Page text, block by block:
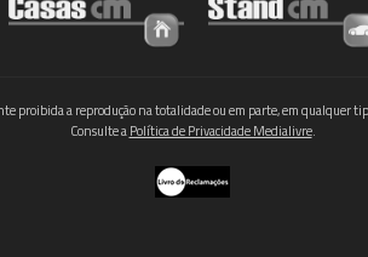
proibida a reprodução na totalidade ou em parte, em qualquer
Consulte aPolítica de Privacidade Medialivre.